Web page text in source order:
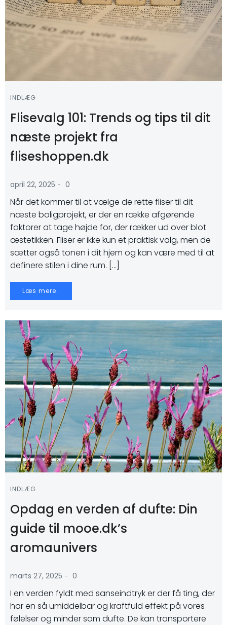
INDLÆG
Flisevalg 101: Trends og tips til dit
næste projekt fra
fliseshoppen.dk
april 22, 2025 - 0
Når det kommer til at vælge de rette fliser til dit
næste boligprojekt, er der en række afgørende
faktorer at tage højde for, der rækker ud over blot
æstetikken. Fliser er ikke kun et praktisk valg, men de
sætter også tonen i dit hjem og kan være med til at
definere stilen i dine rum. […]
Læs mere…
INDLÆG
Opdag en verden af dufte: Din
guide til mooe.dk’s
aromaunivers
marts 27, 2025 - 0
I en verden fyldt med sanseindtryk er der få ting, der
har en så umiddelbar og kraftfuld effekt på vores
følelser og minder som dufte. De kan transportere